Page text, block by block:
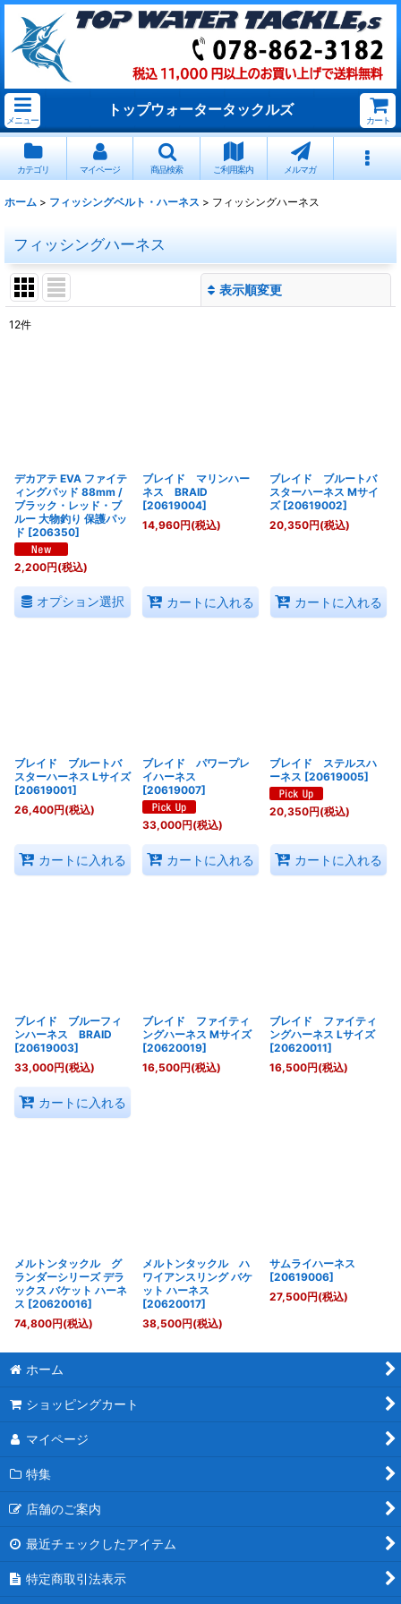
メニュー
トップウォータータックルズ
カート
カテゴリ マイページ 商品検索 ご利用案内 メルマガ
ホーム > フィッシングベルト・ハーネス > フィッシングハーネス
フィッシングハーネス
表示順変更
12件
デカアテ EVA ファイテ
ィングパッド 88mm /
ブラック・レッド・ブ
ルー 大物釣り 保護パッ
ド [206350]
2,200円(税込)
オプション選択
ブレイド マリンハー
ネス BRAID
[20619004]
14,960円(税込)
カートに入れる
ブレイド ブルートバ
スターハーネス Mサイ
ズ [20619002]
20,350円(税込)
カートに入れる
ブレイド ブルートバ
スターハーネス Lサイズ
[20619001]
26,400円(税込)
カートに入れる
ブレイド パワープレ
イハーネス
[20619007]
33,000円(税込)
カートに入れる
ブレイド ステルスハ
ーネス [20619005]
20,350円(税込)
カートに入れる
ブレイド ブルーフィ
ンハーネス BRAID
[20619003]
33,000円(税込)
カートに入れる
ブレイド ファイティ
ングハーネス Mサイズ
[20620019]
16,500円(税込)
ブレイド ファイティ
ングハーネス Lサイズ
[20620011]
16,500円(税込)
メルトンタックル グ
ランダーシリーズ デラ
ックス バケット ハーネ
ス [20620016]
74,800円(税込)
メルトンタックル ハ
ワイアンスリング バケ
ット ハーネス
[20620017]
38,500円(税込)
サムライハーネス
[20619006]
27,500円(税込)
ホーム
ショッピングカート
マイページ
特集
店舗のご案内
最近チェックしたアイテム
特定商取引法表示